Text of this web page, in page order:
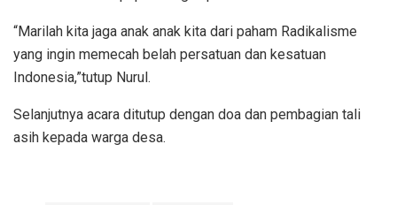
“Marilah kita jaga anak anak kita dari paham Radikalisme
yang ingin memecah belah persatuan dan kesatuan
Indonesia,”tutup Nurul.
Selanjutnya acara ditutup dengan doa dan pembagian tali
asih kepada warga desa.